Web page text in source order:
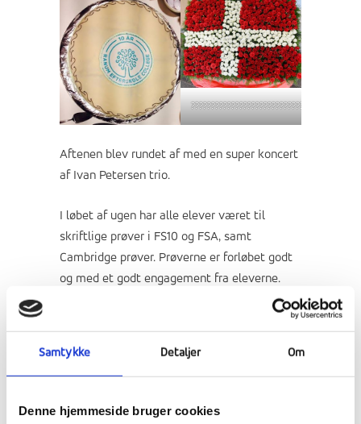
Samtykke Detaljer Om
Denne hjemmeside bruger cookies
????????????????????????????????????
Aftenen blev rundet af med en super koncert
af Ivan Petersen trio.
I løbet af ugen har alle elever været til
skriftlige prøver i FS10 og FSA, samt
Cambridge prøver. Prøverne er forløbet godt
og med et godt engagement fra eleverne.